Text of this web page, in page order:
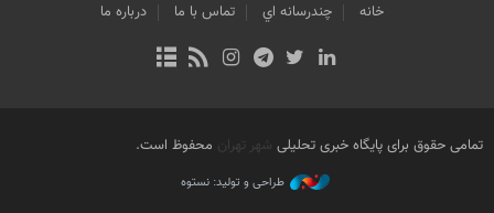
خانه چندرسانه اي تماس با ما درباره ما
تمامی حقوق برای پایگاه خبری تحلیلی شهر تهران محفوظ است.
طراحی و تولید: نستوه